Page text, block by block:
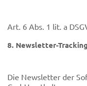
Art. 6 Abs. 1 lit. a
8. Newsletter-Tracking
Die Newsletter der